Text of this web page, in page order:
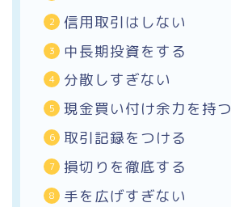
信用取引はしない
中長期投資をする
分散しすぎない
現金買い付け余力を持つ
取引記録をつける
損切りを徹底する
手を広げすぎない